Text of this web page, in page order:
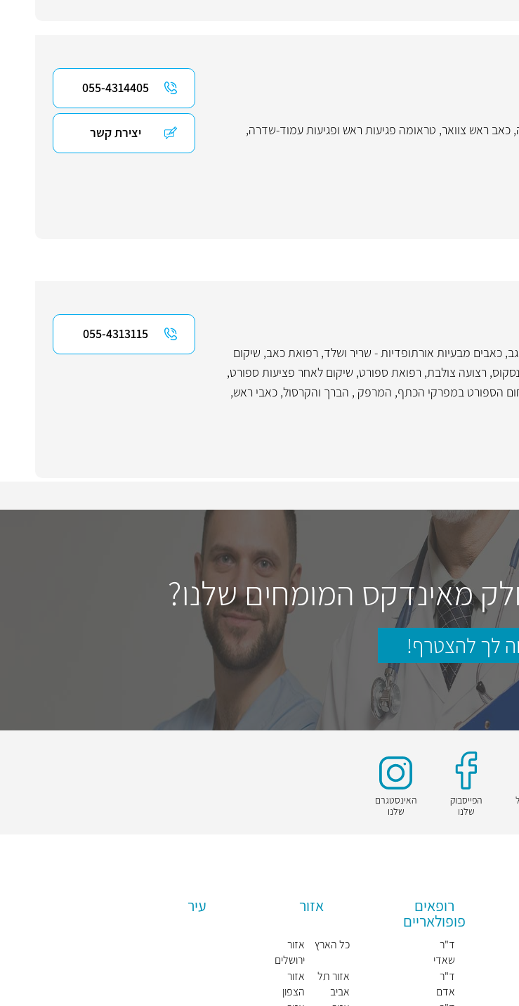
, כאב ראש צוואר, טראומה פגיעות ראש ופגיעות עמוד-שדרה,
055-4314405
יצירת קשר
, כאבים מבעיות אורתופדיות - שריר ושלד, רפואת כאב, שיקום
רצועה צולבת, רפואת ספורט, שיקום לאחר פציעות ספורט,
הספורט במפרקי הכתף, המרפק , הברך והקרסול, כאבי ראש,
055-4313115
מאינדקס המומחים שלנו?
לך להצטרף!
הפייסבוק
שלנו
האינסטגרם
שלנו
רופאים
פופולאריים
ד"ר
שאדי
חאיכ
ד"ר
אדם
אזור
כל הארץ
אזור תל
אביב
אזור
ירושלים
אזור
הצפון
עיר